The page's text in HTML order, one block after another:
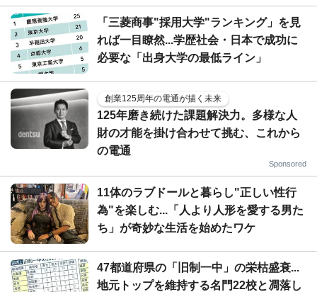
「三菱商事"採用大学"ランキング」を見
れば一目瞭然...学歴社会・日本で成功に
必要な「出身大学の最低ライン」
創業125周年の電通が描く未来
125年磨き続けた課題解決力。多様な人
財の才能を掛け合わせて挑む、これから
の電通
Sponsored
11体のラブドールと暮らし"正しい性行
為"を楽しむ...「人より人形を愛する男た
ち」が奇妙な生活を始めたワケ
47都道府県の「旧制一中」の栄枯盛衰...
地元トップを維持する名門22校と凋落し